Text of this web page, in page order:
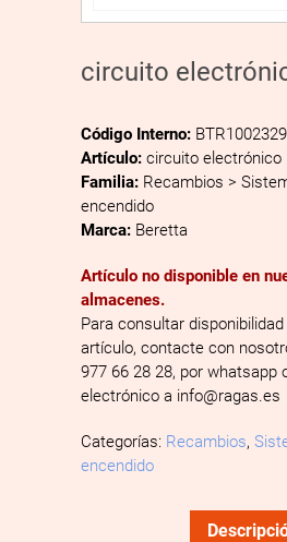
circuito
Código Interno:
Artículo: circuito electrónico
Familia: Recambios >
encendido
Marca: Beretta
Artículo no disponible en
almacenes.
Para consultar disponibilidad
artículo, contacte con
977 66 28 28, por whatsapp
electrónico a info@ragas.es
Categorías: Recambios,
encendido